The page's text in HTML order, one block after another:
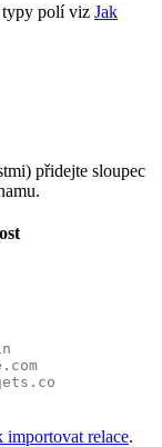
typy polí viz Jak
přidejte sloupec
importovat relace.